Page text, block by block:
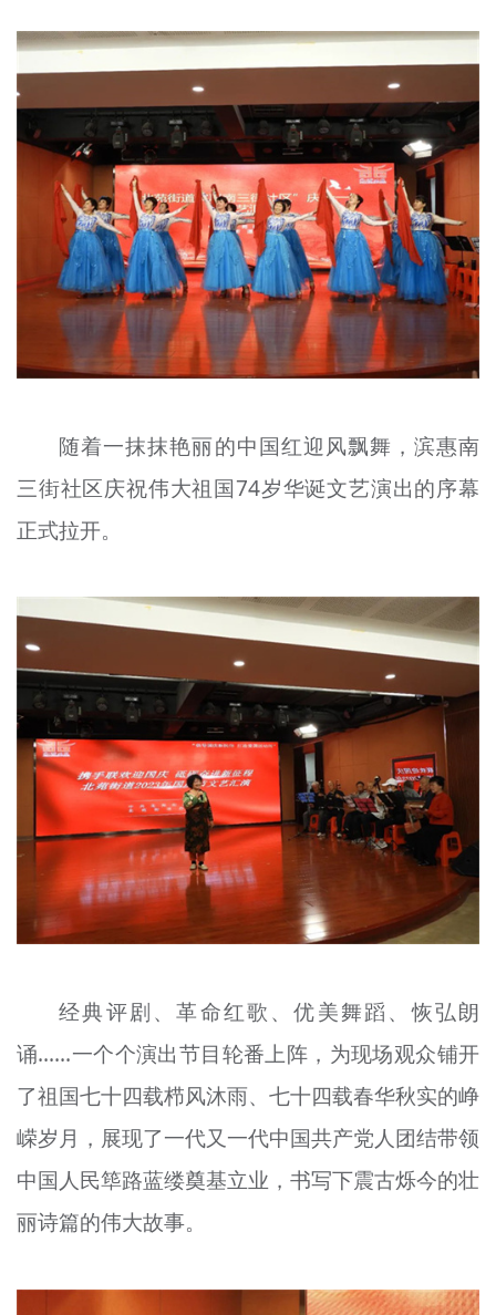
随着一抹抹艳丽的中国红迎风飘舞，滨惠南
三街社区庆祝伟大祖国74岁华诞文艺演出的序幕
正式拉开。
经典评剧、革命红歌、优美舞蹈、恢弘朗
诵......一个个演出节目轮番上阵，为现场观众铺开
了祖国七十四载栉风沐雨、七十四载春华秋实的峥
嵘岁月，展现了一代又一代中国共产党人团结带领
中国人民筚路蓝缕奠基立业，书写下震古烁今的壮
丽诗篇的伟大故事。